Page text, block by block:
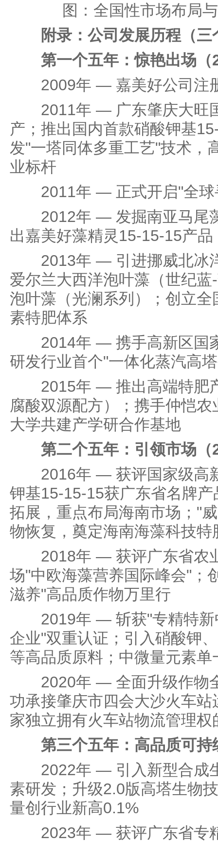
图：全国性市场布局
附录：公司发展历程（三
第一个五年：惊艳出场
2009年 — 嘉美好公司注
2011年 — 广东肇庆大旺
产；推出国内首款硝酸钾基
发"一塔同体多重工艺"技术，
业标杆
2011年 — 正式开启"全球
2012年 — 发掘南亚马尾
出嘉美好藻精灵15-15-15产品
2013年 — 引进挪威北冰
爱尔兰大西洋泡叶藻（世纪
泡叶藻（光澜系列）；创立
素特肥体系
2014年 — 携手高新区国
研发行业首个"一体化蒸汽高
2015年 — 推出高端特肥
腐酸双源配方）；携手仲恺
大学共建产学研合作基地
第二个五年：引领市场
2016年 — 获评国家级高
钾基15-15-15获广东省名牌
拓展，重点布局海南市场；"
物恢复，奠定海南海藻科技特
2018年 — 获评广东省农
场"中欧海藻营养国际峰会"；
滋养"高品质作物万里行
2019年 — 斩获"专精特新
企业"双重认证；引入硝酸钾
等高品质原料；中微量元素
2020年 — 全面升级作物
功承接肇庆市四会大沙火车
家独立拥有火车站物流管理权
第三个五年：高品质可
2022年 — 引入新型合成
素研发；升级2.0版高塔生物
量创行业新高0.1%
2023年 — 获评广东省专